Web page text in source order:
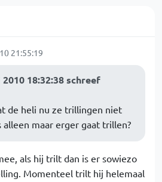
21:55:19
18:32:38 schreef
de heli nu ze trillingen niet
alleen maar erger gaat trillen?
als hij trilt dan is er sowiezo
Momenteel trilt hij helemaal